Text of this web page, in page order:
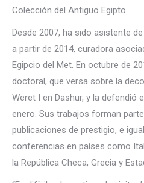
Colección del Antiguo Egipto.
Desde 2007, ha sido asistente
a partir de 2014, curadora
Egipcio del Met. En octubre de
doctoral, que versa sobre la
Weret I en Dashur, y la defendió
enero. Sus trabajos forman
publicaciones de prestigio, e
conferencias en países como
la República Checa, Grecia y